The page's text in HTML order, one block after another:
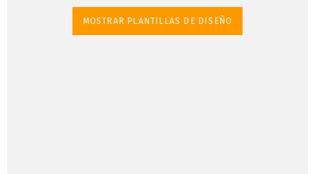
MOSTRAR PLANTILLAS DE DISEÑO